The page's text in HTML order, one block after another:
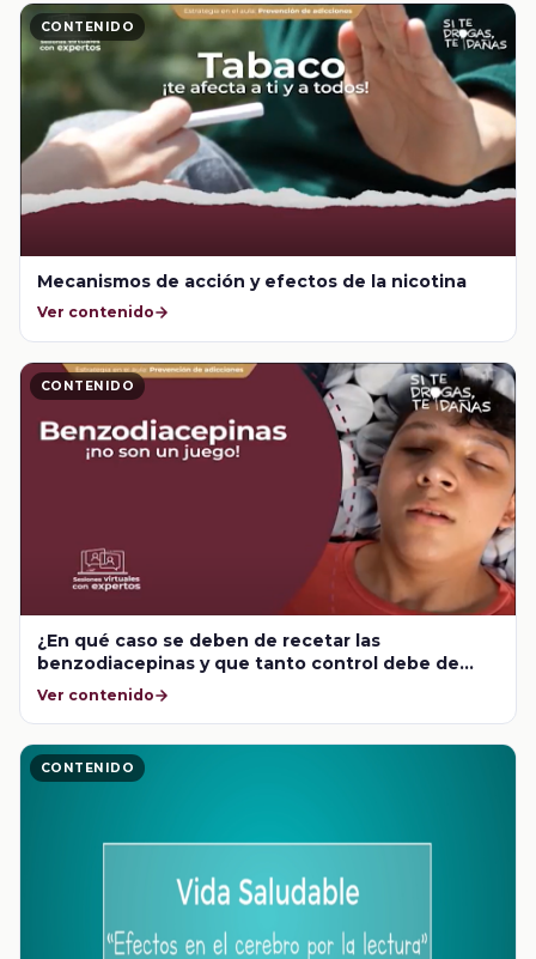
CONTENIDO
Mecanismos de acción y efectos de la nicotina
Ver contenido
CONTENIDO
¿En qué caso se deben de recetar las
benzodiacepinas y que tanto control debe de
haber por parte del usuario los médicos?
Ver contenido
CONTENIDO